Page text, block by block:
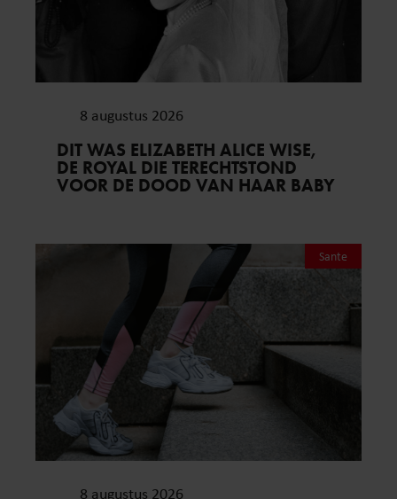
8 augustus 2026
DIT WAS ELIZABETH ALICE WISE,
DE ROYAL DIE TERECHTSTOND
VOOR DE DOOD VAN HAAR BABY
Sante
8 augustus 2026